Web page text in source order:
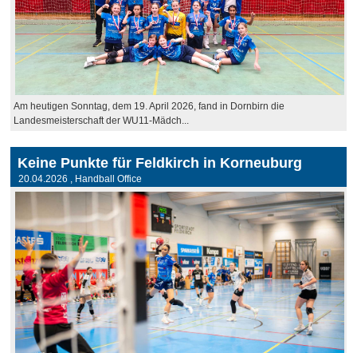
Am heutigen Sonntag, dem 19. April 2026, fand in Dornbirn die
Landesmeisterschaft der WU11-Mädch...
Keine Punkte für Feldkirch in Korneuburg
20.04.2026 , Handball Office